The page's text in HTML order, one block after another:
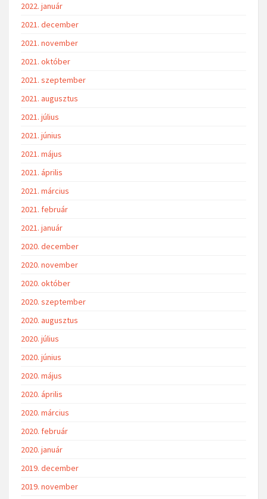
2022. január
2021. december
2021. november
2021. október
2021. szeptember
2021. augusztus
2021. július
2021. június
2021. május
2021. április
2021. március
2021. február
2021. január
2020. december
2020. november
2020. október
2020. szeptember
2020. augusztus
2020. július
2020. június
2020. május
2020. április
2020. március
2020. február
2020. január
2019. december
2019. november